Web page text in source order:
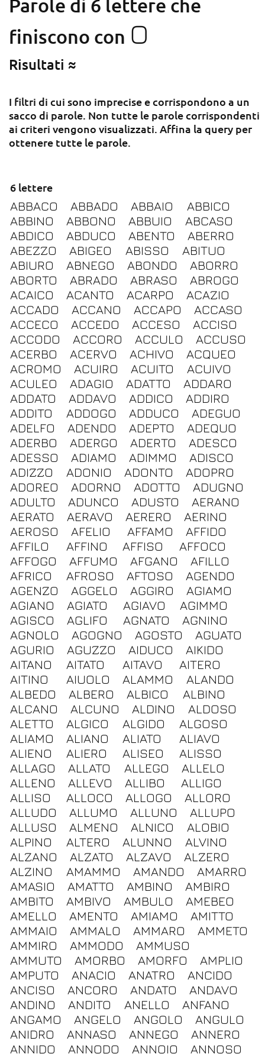
Parole di 6 lettere che
finiscono con O
Risultati ≈
I filtri di cui sono imprecise e corrispondono a un
sacco di parole. Non tutte le parole corrispondenti
ai criteri vengono visualizzati. Affina la query per
ottenere tutte le parole.
6 lettere
ABBACO ABBADO ABBAIO
ABBICO
ABBINO
ABBONO ABBUIO
ABCASO
ABDICO
ABDUCO ABENTO
ABERRO
ABEZZO
ABIGEO ABISSO
ABITUO
ABIURO
ABNEGO ABONDO
ABORRO
ABORTO
ABRADO ABRASO
ABROGO
ACAICO
ACANTO ACARPO
ACAZIO
ACCADO
ACCANO ACCAPO
ACCASO
ACCECO
ACCEDO ACCESO
ACCISO
ACCODO
ACCORO ACCULO
ACCUSO
ACERBO
ACERVO ACHIVO
ACQUEO
ACROMO
ACUIRO ACUITO
ACUIVO
ACULEO
ADAGIO ADATTO
ADDARO
ADDATO
ADDAVO ADDICO
ADDIRO
ADDITO
ADDOGO ADDUCO
ADEGUO
ADELFO
ADENDO ADEPTO
ADEQUO
ADERBO
ADERGO ADERTO
ADESCO
ADESSO
ADIAMO ADIMMO
ADISCO
ADIZZO
ADONIO ADONTO
ADOPRO
ADOREO
ADORNO ADOTTO
ADUGNO
ADULTO
ADUNCO ADUSTO
AERANO
AERATO
AERAVO AERERO
AERINO
AEROSO
AFELIO AFFAMO
AFFIDO
AFFILO
AFFINO AFFISO
AFFOCO
AFFOGO
AFFUMO AFGANO
AFILLO
AFRICO
AFROSO AFTOSO
AGENDO
AGENZO
AGGELO AGGIRO
AGIAMO
AGIANO
AGIATO AGIAVO
AGIMMO
AGISCO
AGLIFO AGNATO
AGNINO
AGNOLO
AGOGNO AGOSTO
AGUATO
AGURIO
AGUZZO AIDUCO
AIKIDO
AITANO
AITATO AITAVO
AITERO
AITINO
AIUOLO ALAMMO
ALANDO
ALBEDO
ALBERO ALBICO
ALBINO
ALCANO
ALCUNO ALDINO
ALDOSO
ALETTO
ALGICO ALGIDO
ALGOSO
ALIAMO
ALIANO ALIATO
ALIAVO
ALIENO
ALIERO ALISEO
ALISSO
ALLAGO
ALLATO ALLEGO
ALLELO
ALLENO
ALLEVO ALLIBO
ALLIGO
ALLISO
ALLOCO ALLOGO
ALLORO
ALLUDO
ALLUMO ALLUNO
ALLUPO
ALLUSO
ALMENO ALNICO
ALOBIO
ALPINO
ALTERO ALUNNO
ALVINO
ALZANO
ALZATO ALZAVO
ALZERO
ALZINO
AMAMMO AMANDO
AMARRO
AMASIO
AMATTO AMBINO
AMBIRO
AMBITO
AMBIVO AMBULO
AMEBEO
AMELLO
AMENTO AMIAMO
AMITTO
AMMAIO
AMMALO AMMARO
AMMETO
AMMIRO
AMMODO
AMMUSO
AMMUTO
AMORBO AMORFO
AMPLIO
AMPUTO
ANACIO ANATRO
ANCIDO
ANCISO
ANCORO ANDATO
ANDAVO
ANDINO
ANDITO ANELLO
ANFANO
ANGAMO
ANGELO ANGOLO
ANGULO
ANIDRO
ANNASO ANNEGO
ANNERO
ANNIDO
ANNODO ANNOIO
ANNOSO